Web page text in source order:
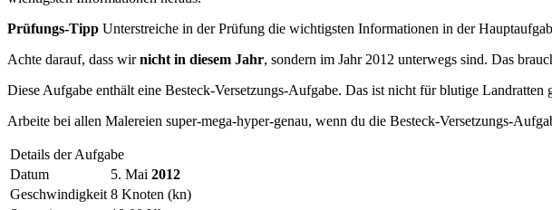
Prüfungs-Tipp Unterstreiche in der Prüfung die wichtigsten Informationen in der
Achte darauf, dass wirnicht in diesem Jahr, sondern im Jahr 2012 unterwegs sind. Das
Diese Aufgabe enthält eine Besteck-Versetzungs-Aufgabe. Das ist nicht für blutige Landratten
Arbeite bei allen Malereien super-mega-hyper-genau, wenn du die Besteck-Versetzungs-
Details der Aufgabe
Datum
5. Mai 2012
Geschwindigkeit 8 Knoten (kn)